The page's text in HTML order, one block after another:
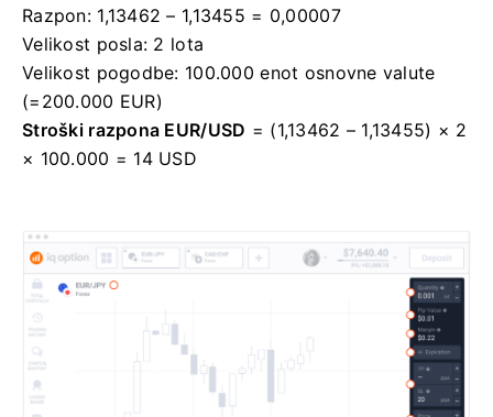
Razpon: 1,13462 – 1,13455 = 0,00007
Velikost posla: 2 lota
Velikost pogodbe: 100.000 enot osnovne valute
(=200.000 EUR)
Stroški razpona EUR/USD = (1,13462 – 1,13455) × 2
× 100.000 = 14 USD